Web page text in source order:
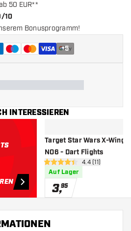
50 EUR**
10
Bonusprogramm!
+5
INTERESSIEREN
Target Star Wars X-Wing
NO6 - Dart Flights
4.4 Bewertungssterne
4.4 (11)
Auf Lager
3,95